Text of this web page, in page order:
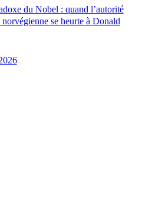
du Nobel : quand l’autorité
norvégienne se heurte à Donald